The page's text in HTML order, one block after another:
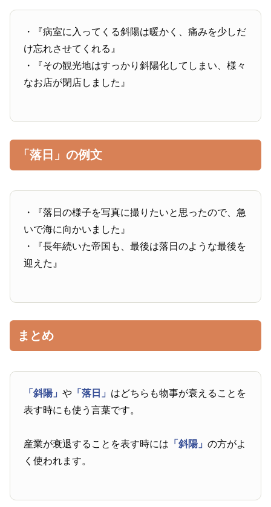
・『病室に入ってくる斜陽は暖かく、痛みを少しだ
け忘れさせてくれる』
・『その観光地はすっかり斜陽化してしまい、様々
なお店が閉店しました』
「落日」の例文
・『落日の様子を写真に撮りたいと思ったので、急
いで海に向かいました』
・『長年続いた帝国も、最後は落日のような最後を
迎えた』
まとめ
「斜陽」や 「落日」 はどちらも物事が衰えることを
表す時にも使う言葉です。
産業が衰退することを表す時には 「斜陽」の方がよ
く使われます。